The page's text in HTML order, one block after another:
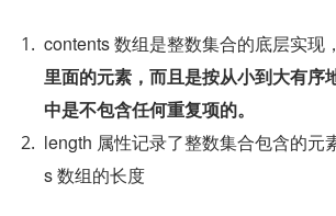
contents 数组是整数集合的底层实现，
里面的元素，而且是按从小到大有序
中是不包含任何重复项的。
length 属性记录了整数集合包含的元
s 数组的长度